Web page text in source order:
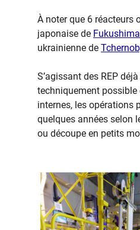
À noter que 6 réacteurs
japonaise de
ukrainienne de
S’agissant des REP
techniquement possible
internes, les opérations
quelques années selon
ou découpe en petits